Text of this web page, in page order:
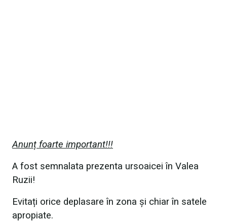
Anunț foarte important!!!
A fost semnalata prezenta ursoaicei în Valea
Ruzii!
Evitați orice deplasare în zona și chiar în satele
apropiate.